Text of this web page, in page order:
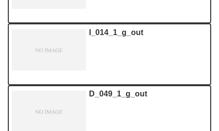
I_014_1_g_out
D_049_1_g_out